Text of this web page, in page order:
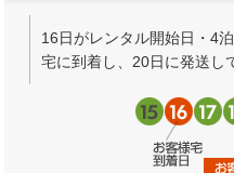
16日がレンタル開始日・4
宅に到着し、20日に発送し